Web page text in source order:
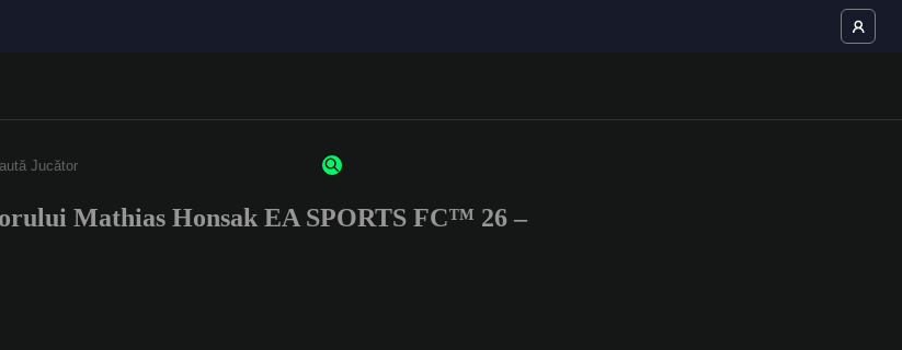
Enter a minimum of 3 characters or numbers
Mathias Honsak EA SPORTS FC™ 26 –